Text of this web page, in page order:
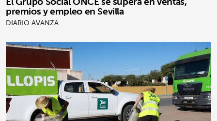
premios y empleo en Sevilla
DIARIO AVANZA